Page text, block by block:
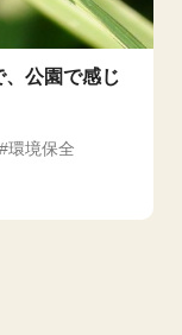
公園で感じ
環境保全